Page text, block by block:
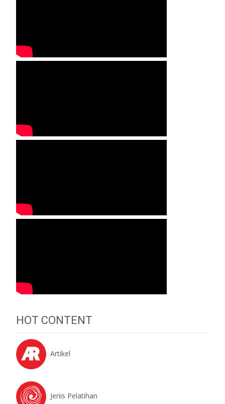
HOT CONTENT
Artikel
Jenis Pelatihan